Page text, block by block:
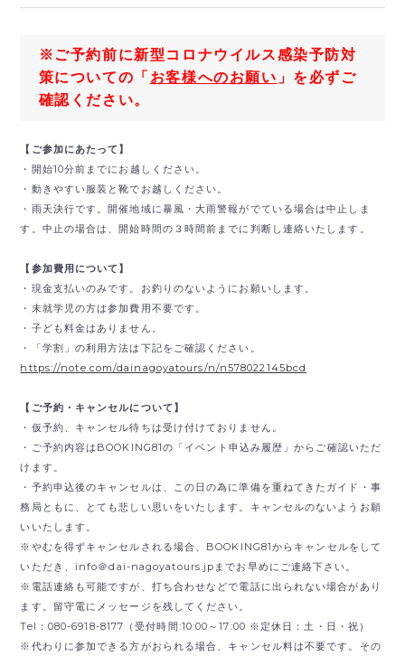
※ご予約前に新型コロナウイルス感染予防対
策についての「 お客様へのお願い 」を必ずご
確認ください。
【ご参加にあたって】
・開始10分前までにお越しください。
・動きやすい服装と靴でお越しください。
・雨天決行です。開催地域に暴風・大雨警報がでている場合は中止しま
す。中止の場合は、開始時間の３時間前までに判断し連絡いたします。
【参加費用について】
・現金支払いのみです。
お釣りのないようにお願いします。
・未就学児の方は参加費用不要です。
・子ども料金はありません。
・「学割」の利用方法は下記をご確認ください。
https://note.com/dainagoyatours/n/n578022145bcd
【ご予約・キャンセルについて】
・仮予約、キャンセル待ちは受け付けておりません。
・ご予約内容はBOOKING81の「イベント申込み履歴」からご確認いただ
けます。
・予約申込後のキャンセルは、この日の為に準備を重ねてきたガイド・事
務局ともに、とても悲しい思いをいたします。キャンセルのないようお願
いいたします。
※やむを得ずキャンセルされる場合、BOOKING81からキャンセルをして
いただき、 info＠dai-nagoyatours.jpまでお早めにご連絡下さい。
※電話連絡も可能ですが、打ち合わせなどで電話に出られない場合があり
ます。留守電にメッセージを残してください。
Tel：080-6918-8177（受付時間:10:00～17:00 ※定休日：土・日・祝）
※代わりに参加できる方がおられる場合、キャンセル料は不要です。その